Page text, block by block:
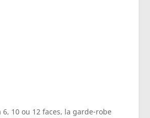
6, 10 ou 12 faces, la garde-robe